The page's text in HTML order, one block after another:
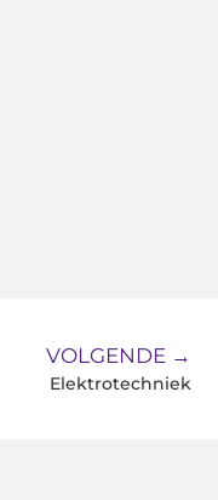
VOLGENDE →
Elektrotechniek